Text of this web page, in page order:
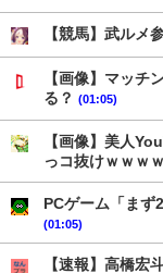
【競馬】武ルメ
【画像】マッチ
る？ (01:05)
【画像】美人
っコ抜けｗｗｗ
PCゲーム「ま
(01:05)
【速報】高橋宏